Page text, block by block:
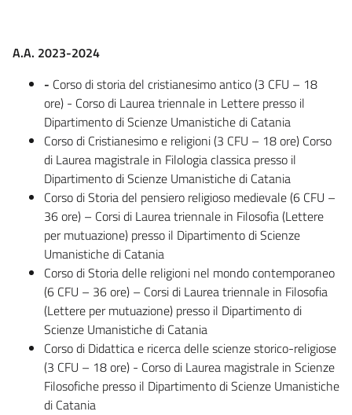
A.A. 2023-2024
- Corso di storia del cristianesimo antico (3 CFU – 18
ore) - Corso di Laurea triennale in Lettere presso il
Dipartimento di Scienze Umanistiche di Catania
Corso di Cristianesimo e religioni (3 CFU – 18 ore) Corso
di Laurea magistrale in Filologia classica presso il
Dipartimento di Scienze Umanistiche di Catania
Corso di Storia del pensiero religioso medievale (6 CFU –
36 ore) – Corsi di Laurea triennale in Filosofia (Lettere
per mutuazione) presso il Dipartimento di Scienze
Umanistiche di Catania
Corso di Storia delle religioni nel mondo contemporaneo
(6 CFU – 36 ore) – Corsi di Laurea triennale in Filosofia
(Lettere per mutuazione) presso il Dipartimento di
Scienze Umanistiche di Catania
Corso di Didattica e ricerca delle scienze storico-religiose
(3 CFU – 18 ore) - Corso di Laurea magistrale in Scienze
Filosofiche presso il Dipartimento di Scienze Umanistiche
di Catania